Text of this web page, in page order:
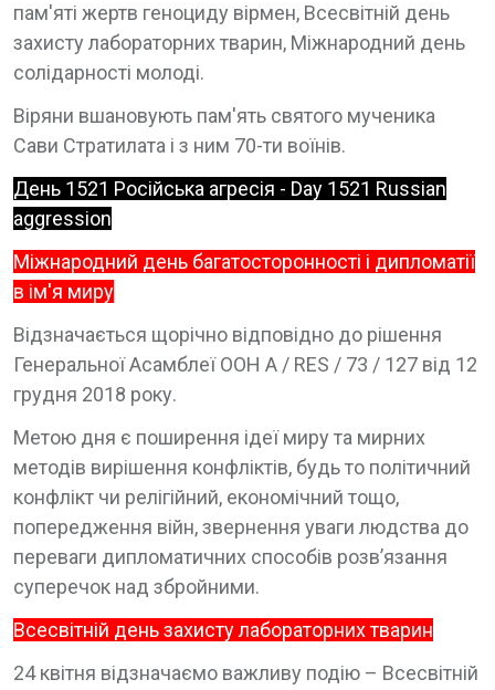
пам'яті жертв геноциду вірмен, Всесвітній день
захисту лабораторних тварин, Міжнародний день
солідарності молоді.
Віряни вшановують пам'ять святого мученика
Сави Стратилата і з ним 70-ти воїнів.
День 1521 Російська агресія - Day 1521 Russian
aggression
Міжнародний день багатосторонності і дипломатії
в ім'я миру
Відзначається щорічно відповідно до рішення
Генеральної Асамблеї ООН A / RES / 73 / 127 від 12
грудня 2018 року.
Метою дня є поширення ідеї миру та мирних
методів вирішення конфліктів, будь то політичний
конфлікт чи релігійний, економічний тощо,
попередження війн, звернення уваги людства до
переваги дипломатичних способів розв’язання
суперечок над збройними.
Всесвітній день захисту лабораторних тварин
24 квітня відзначаємо важливу подію – Всесвітній